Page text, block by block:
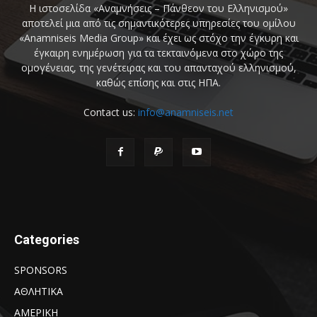
Η ιστοσελίδα «Αναμνήσεις – Πάνθεον του Ελληνισμού»
αποτελεί μια από τις σημαντικότερες υπηρεσίες του ομίλου
«Anamniseis Media Group» και έχει ως στόχο την έγκυρη και
έγκαιρη ενημέρωση για τα τεκταινόμενα στο χώρο της
ομογένειας, της γενέτειρας και του απανταχού ελληνισμού,
καθώς επίσης και στις ΗΠΑ.
Contact us: info@anamniseis.net
Categories
SPONSORS
ΑΘΛΗΤΙΚΑ
ΑΜΕΡΙΚΗ